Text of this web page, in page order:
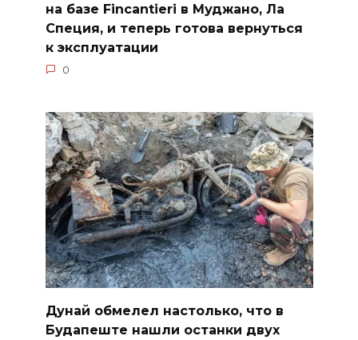
на базе Fincantieri в Муджано, Ла
Специя, и теперь готова вернуться
к эксплуатации
0
Дунай обмелел настолько, что в
Будапеште нашли останки двух